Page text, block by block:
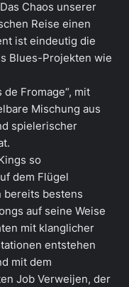
Chaos unserer
Reise einen
ist eindeutig die
Blues-Projekten wie
de Fromage“, mit
Mischung aus
spielerischer
so
dem Flügel
bereits bestens
auf seine Weise
mit klanglicher
entstehen
mit dem
Job Verweijen, der